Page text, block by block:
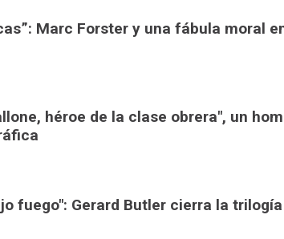
Marc Forster y una fábula moral
héroe de la clase obrera", un
fuego": Gerard Butler cierra la